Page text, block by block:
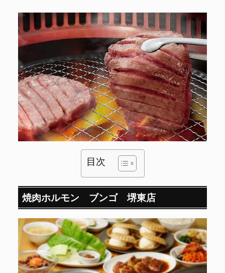
目次
焼肉ホルモン ブンゴ 堺東店